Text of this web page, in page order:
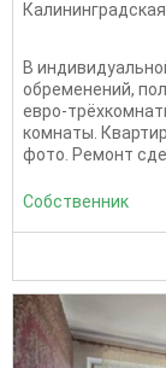
В
обременений,
евро-
комнаты.
фото. Ремонт
Собственник